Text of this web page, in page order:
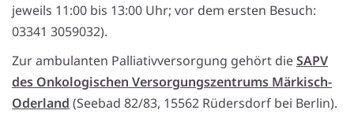
jeweils 11:00 bis 13:00 Uhr; vor dem ersten Besuch:
03341 3059032).
Zur ambulanten Palliativversorgung gehört dieSAPV
des Onkologischen Versorgungszentrums Märkisch-
Oderland (Seebad 82/83, 15562 Rüdersdorf bei Berlin).